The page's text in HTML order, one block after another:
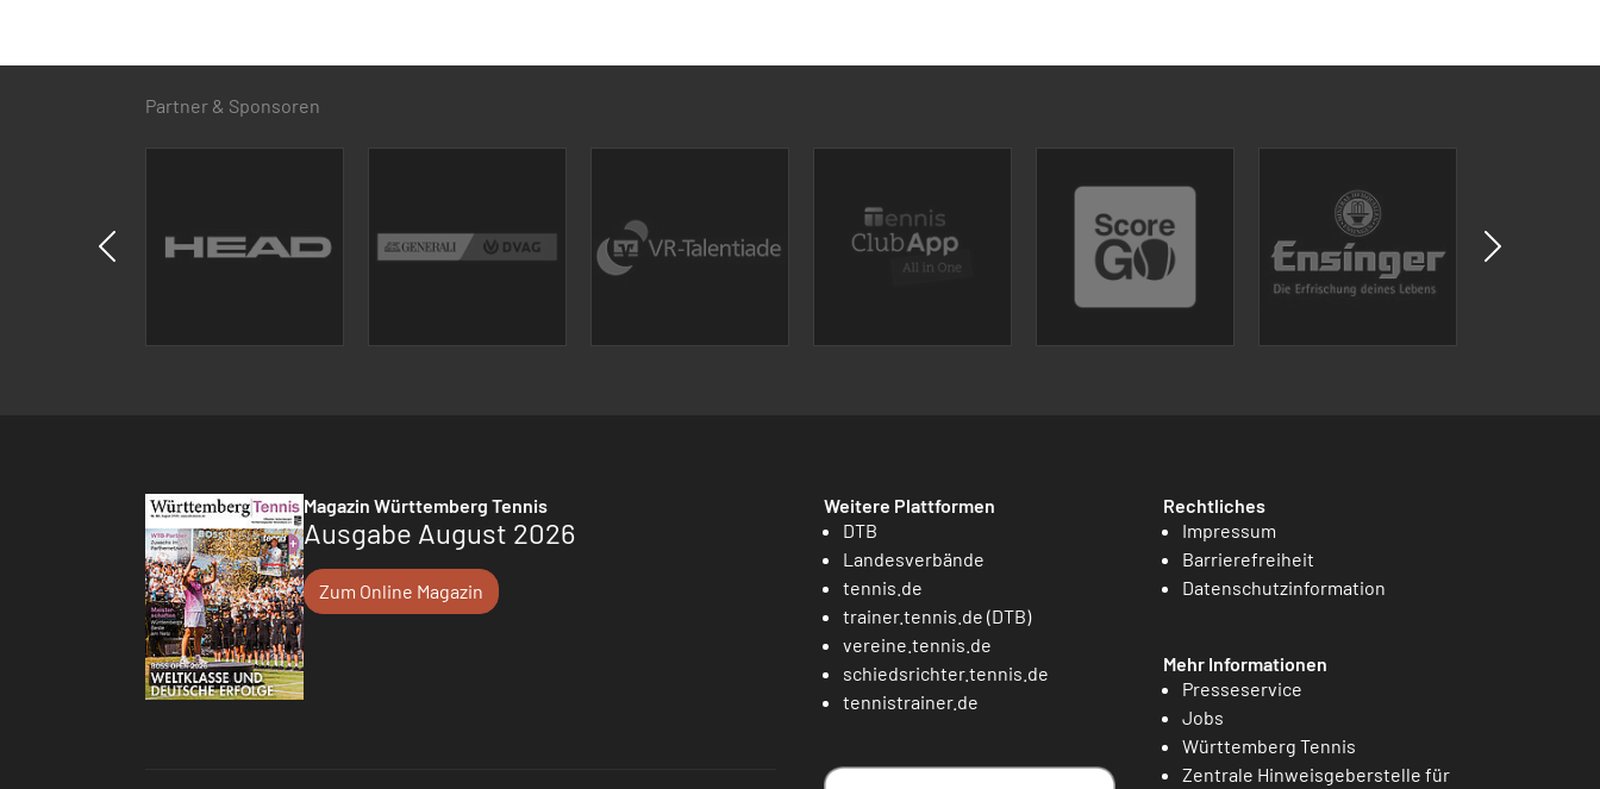
Partner & Sponsoren
Magazin Württemberg Tennis
Ausgabe August 2026
Zum Online Magazin
Weitere Plattformen
DTB
Landesverbände
tennis.de
trainer.tennis.de (DTB)
vereine.tennis.de
schiedsrichter.tennis.de
tennistrainer.de
Rechtliches
Impressum
Barrierefreiheit
Datenschutzinformation
Mehr Informationen
Presseservice
Jobs
Württemberg Tennis
Zentrale Hinweisgeberstelle für